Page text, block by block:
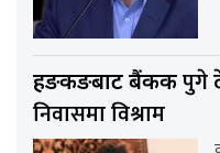
हङकङबाट बैंककपुगे
निवासमा विश्राम